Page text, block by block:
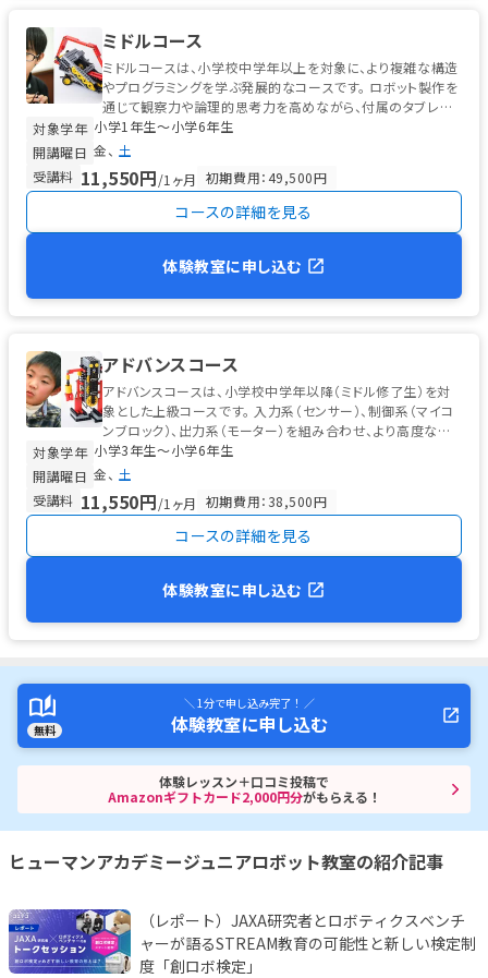
ミドルコース
ミドルコースは、小学校中学年以上を対象に、より複雑な構造
やプログラミングを学ぶ発展的なコースです。 ロボット製作を
通じて観察力や論理的思考力を高めながら、付属のタブレット
を使った初歩的なプログ...
対象学年 小学1年生〜小学6年生
開講曜日 金
土
受講料 11,550円/1ヶ月 初期費用：49,500円
コースの詳細を見る
体験教室に申し込む
アドバンスコース
アドバンスコースは、小学校中学年以降（ミドル修了生）を対
象とした上級コースです。 入力系（センサー）、制御系（マイコ
ンブロック）、出力系（モーター）を組み合わせ、より高度な自
律型ロボットを製作...
対象学年 小学3年生〜小学6年生
開講曜日 金
土
受講料 11,550円/1ヶ月 初期費用：38,500円
コースの詳細を見る
体験教室に申し込む
無料
＼ 1分で申し込み完了！ ／
体験教室に申し込む
体験レッスン＋口コミ投稿で
Amazonギフトカード2,000円分がもらえる！
ヒューマンアカデミージュニアロボット教室の紹介記事
（レポート）JAXA研究者とロボティクスベンチ
ャーが語るSTREAM教育の可能性と新しい検定制
度「創ロボ検定」